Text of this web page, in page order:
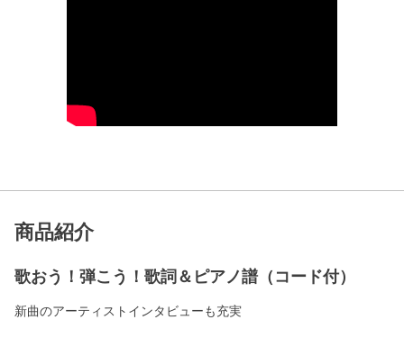
商品紹介
歌おう！弾こう！歌詞＆ピアノ譜（コード付）
新曲のアーティストインタビューも充実